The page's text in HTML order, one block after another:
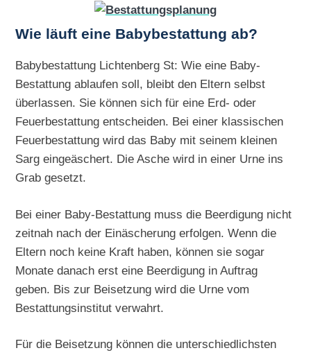
Wie läuft eine Babybestattung ab?
Babybestattung Lichtenberg St: Wie eine Baby-
Bestattung ablaufen soll, bleibt den Eltern selbst
überlassen. Sie können sich für eine Erd- oder
Feuerbestattung entscheiden. Bei einer klassischen
Feuerbestattung wird das Baby mit seinem kleinen
Sarg eingeäschert. Die Asche wird in einer Urne ins
Grab gesetzt.
Bei einer Baby-Bestattung muss die Beerdigung nicht
zeitnah nach der Einäscherung erfolgen. Wenn die
Eltern noch keine Kraft haben, können sie sogar
Monate danach erst eine Beerdigung in Auftrag
geben. Bis zur Beisetzung wird die Urne vom
Bestattungsinstitut verwahrt.
Für die Beisetzung können die unterschiedlichsten